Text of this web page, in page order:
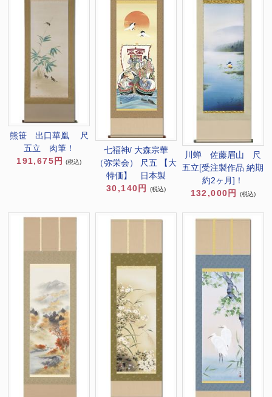
熊笹 出口華凰 尺
五立 肉筆！
191,675円 (税込)
七福神/ 大森宗華
（弥栄会） 尺五 【大
特価】 日本製
30,140円
(税込)
川蝉 佐藤眉山 尺
五立[受注製作品 納期
約2ヶ月]！
132,000円
(税込)